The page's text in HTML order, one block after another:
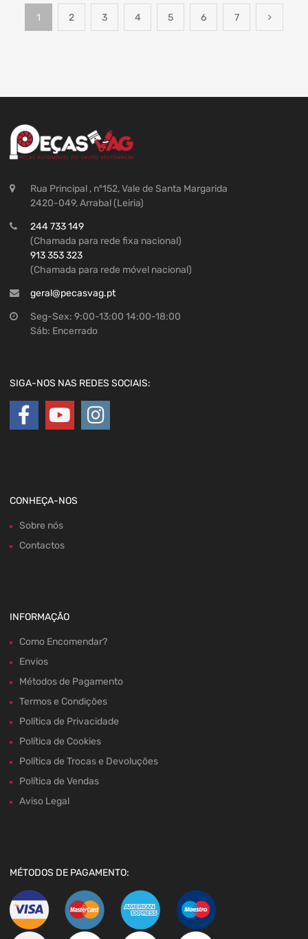
1 2 3 4 5 6 7
Rua Principal , nº152, Vale de Santa Margarida
2420-049, Arrabal (Leiria)
244 733 149
(Chamada para rede fixa nacional)
913 353 323
(Chamada para rede móvel nacional)
geral@pecasvag.pt
Seg-Sex: 9:00-13:00 14:00-18:00
Sáb: Encerrado
SIGA-NOS NAS REDES SOCIAIS:
CONHEÇA-NOS
Sobre nós
Contactos
INFORMAÇÃO
Como Encomendar?
Envios
Métodos de Pagamento
Termos e Condições
Política de Privacidade
Política de Cookies
Política de Trocas e Devoluções
Política de Vendas
Aviso Legal
MÉTODOS DE PAGAMENTO: